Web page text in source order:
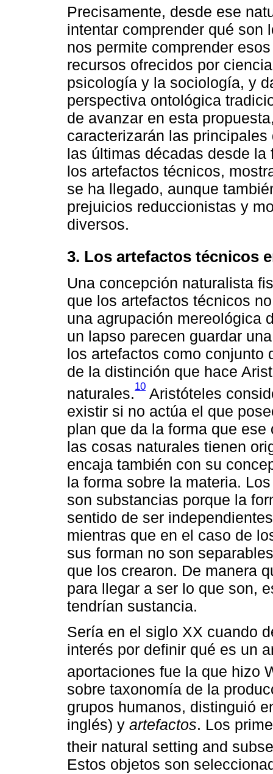
Precisamente, desde ese
intentar comprender qué son
nos permite comprender
recursos ofrecidos por
psicología y la sociología, y
perspectiva ontológica
de avanzar en esta
caracterizarán las
las últimas décadas desde
los artefactos técnicos,
se ha llegado, aunque
prejuicios reduccionistas y
diversos.
3. Los artefactos técnicos
Una concepción naturalista
que los artefactos técnicos
una agrupación mereológica
un lapso parecen guardar
los artefactos como conjunto
de la distinción que hace
naturales.10 Aristóteles
existir si no actúa el que
plan que da la forma que
las cosas naturales tienen
encaja también con su
la forma sobre la materia.
son substancias porque la
sentido de ser
mientras que en el caso de
sus forman no son
que los crearon. De manera
para llegar a ser lo que son,
tendrían sustancia.
Sería en el siglo XX cuando
interés por definir qué es un
aportaciones fue la que hizo
sobre taxonomía de la
grupos humanos, distinguió
inglés) y artefactos. Los
their natural setting and
Estos objetos son